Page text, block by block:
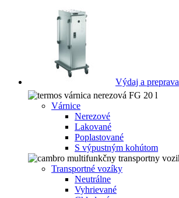
Výdaj a preprava
Várnice
Nerezové
Lakované
Poplastované
S výpustným kohútom
Transportné vozíky
Neutrálne
Vyhrievané